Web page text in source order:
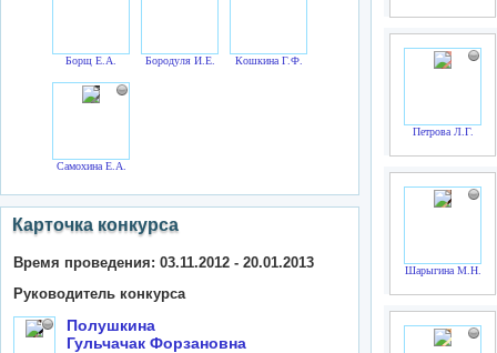
Борщ Е.А. Бородуля И.Е. Кошкина Г.Ф.
Самохина Е.А.
Карточка конкурса
Время проведения: 03.11.2012 - 20.01.2013
Руководитель конкурса
Полушкина
Гульчачак Форзановна
Петрова Л.Г.
Шарыгина М.Н.